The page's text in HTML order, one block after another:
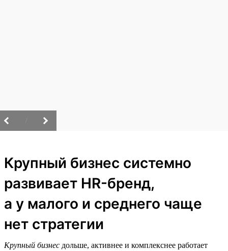
Крупный бизнес системно
развивает HR-бренд,
а у малого и среднего чаще
нет стратегии
Крупный бизнес дольше, активнее и комплекснее работает